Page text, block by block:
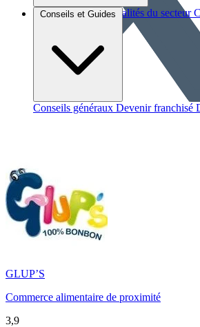
Brèves et actus Actualités du secteur
Conseils et Guides
Conseils généraux Devenir franchisé
GLUP’S
Commerce alimentaire de proximité
3,9